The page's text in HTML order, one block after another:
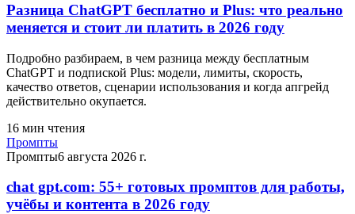
Разница ChatGPT бесплатно и Plus: что реально
меняется и стоит ли платить в 2026 году
Подробно разбираем, в чем разница между бесплатным
ChatGPT и подпиской Plus: модели, лимиты, скорость,
качество ответов, сценарии использования и когда апгрейд
действительно окупается.
16 мин чтения
Промпты
Промпты6 августа 2026 г.
chat gpt.com: 55+ готовых промптов для работы,
учёбы и контента в 2026 году